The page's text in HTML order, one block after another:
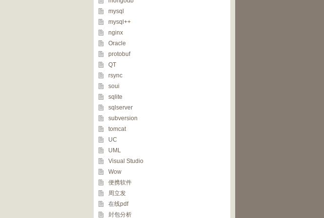
mysql
mysql++
nginx
Oracle
protobuf
QT
rsync
soui
sqlite
sqlserver
subversion
tomcat
UC
UML
Visual Studio
Wow
便携软件
周立发
在线pdf
封包分析